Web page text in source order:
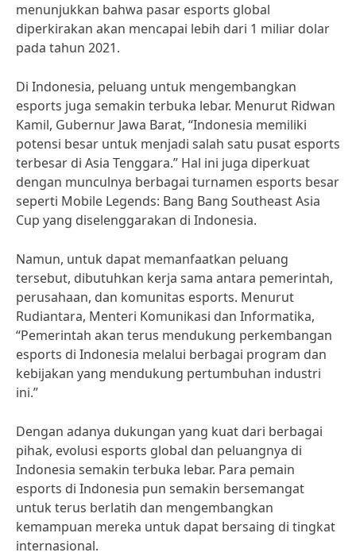
menunjukkan bahwa pasar esports global
diperkirakan akan mencapai lebih dari 1 miliar dolar
pada tahun 2021.
Di Indonesia, peluang untuk mengembangkan
esports juga semakin terbuka lebar. Menurut Ridwan
Kamil, Gubernur Jawa Barat, “Indonesia memiliki
potensi besar untuk menjadi salah satu pusat esports
terbesar di Asia Tenggara.” Hal ini juga diperkuat
dengan munculnya berbagai turnamen esports besar
seperti Mobile Legends: Bang Bang Southeast Asia
Cup yang diselenggarakan di Indonesia.
Namun, untuk dapat memanfaatkan peluang
tersebut, dibutuhkan kerja sama antara pemerintah,
perusahaan, dan komunitas esports. Menurut
Rudiantara, Menteri Komunikasi dan Informatika,
“Pemerintah akan terus mendukung perkembangan
esports di Indonesia melalui berbagai program dan
kebijakan yang mendukung pertumbuhan industri
ini.”
Dengan adanya dukungan yang kuat dari berbagai
pihak, evolusi esports global dan peluangnya di
Indonesia semakin terbuka lebar. Para pemain
esports di Indonesia pun semakin bersemangat
untuk terus berlatih dan mengembangkan
kemampuan mereka untuk dapat bersaing di tingkat
internasional.